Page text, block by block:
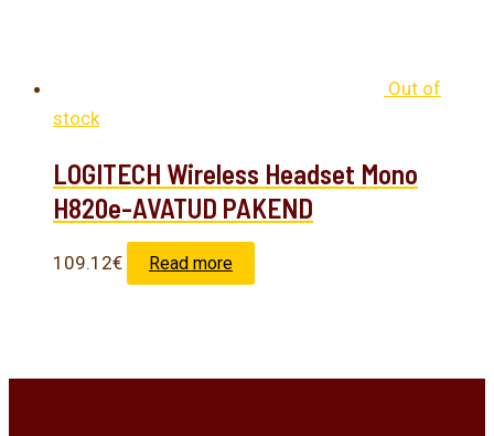
Out of
stock
LOGITECH Wireless Headset Mono
H820e-AVATUD PAKEND
109.12€ Read more